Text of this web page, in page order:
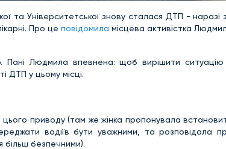
та Університетської знову сталася ДТП - наразі
Про це повідомила місцева активістка
Пані Людмила впевнена: щоб вирішити
ДТП у цьому місці.
цього приводу (там же жінка пропонувала
водіїв бути уважними, та розповідала
більш безпечними).